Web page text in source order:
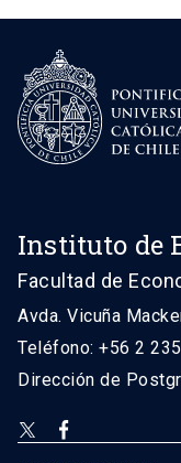
Instituto de
Facultad de
Avda. Vicuña
Teléfono: +56 2
Dirección de